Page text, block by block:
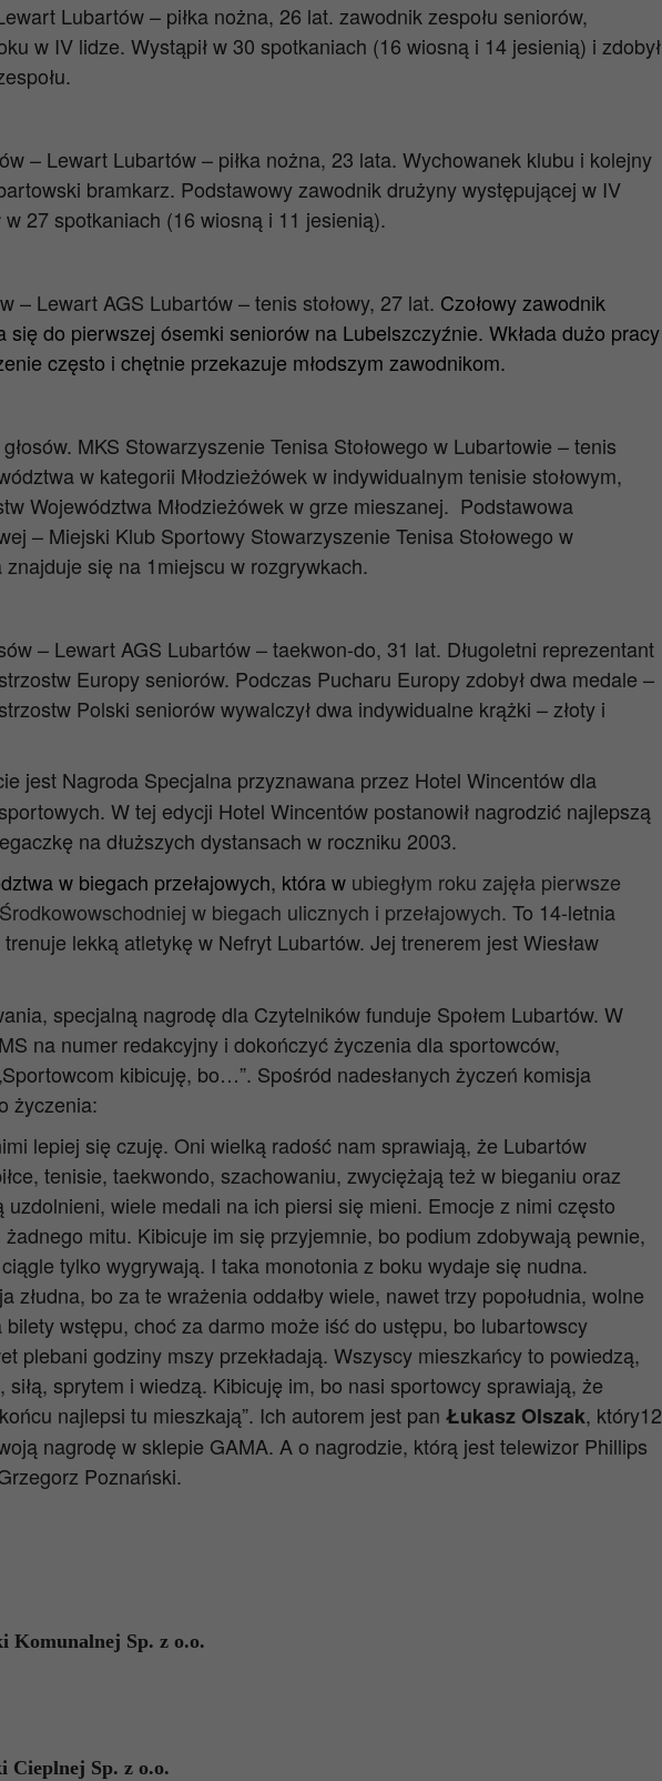
Lubartów – piłka nożna, 26 lat. zawodnik zespołu seniorów,
w IV lidze. Wystąpił w 30 spotkaniach (16 wiosną i 14 jesienią) i zdobył
– Lewart Lubartów – piłka nożna, 23 lata. Wychowanek klubu i kolejny
bramkarz. Podstawowy zawodnik drużyny występującej w IV
w 27 spotkaniach (16 wiosną i 11 jesienią).
– Lewart AGS Lubartów – tenis stołowy, 27 lat. Czołowy zawodnik
się do pierwszej ósemki seniorów na Lubelszczyźnie. Wkłada dużo pracy
często i chętnie przekazuje młodszym zawodnikom.
MKS Stowarzyszenie Tenisa Stołowego w Lubartowie – tenis
w kategorii Młodzieżówek w indywidualnym tenisie stołowym,
Województwa Młodzieżówek w grze mieszanej. Podstawowa
– Miejski Klub Sportowy Stowarzyszenie Tenisa Stołowego w
się na 1miejscu w rozgrywkach.
– Lewart AGS Lubartów – taekwon-do, 31 lat. Długoletni reprezentant
Europy seniorów. Podczas Pucharu Europy zdobył dwa medale –
Polski seniorów wywalczył dwa indywidualne krążki – złoty i
jest Nagroda Specjalna przyznawana przez Hotel Wincentów dla
W tej edycji Hotel Wincentów postanowił nagrodzić najlepszą
na dłuższych dystansach w roczniku 2003.
w biegach przełajowych, która wubiegłym roku zajęła pierwsze
w biegach ulicznych i przełajowych. To 14-letnia
lekką atletykę w Nefryt Lubartów. Jej trenerem jest Wiesław
specjalną nagrodę dla Czytelników funduje Społem Lubartów. W
na numer redakcyjny i dokończyć życzenia dla sportowców,
kibicuję, bo…”. Spośród nadesłanych życzeń komisja
życzenia:
lepiej się czuję. Oni wielką radość nam sprawiają, że Lubartów
tenisie, taekwondo, szachowaniu, zwyciężają też w bieganiu oraz
uzdolnieni, wiele medali na ich piersi się mieni. Emocje z nimi często
mitu. Kibicuje im się przyjemnie, bo podium zdobywają pewnie,
tylko wygrywają. I taka monotonia z boku wydaje się nudna.
złudna, bo za te wrażenia oddałby wiele, nawet trzy popołudnia, wolne
bilety wstępu, choć za darmo może iść do ustępu, bo lubartowscy
plebani godziny mszy przekładają. Wszyscy mieszkańcy to powiedzą,
sprytem i wiedzą. Kibicuję im, bo nasi sportowcy sprawiają, że
najlepsi tu mieszkają”. Ich autorem jest pan Łukasz Olszak, który12
nagrodę w sklepie GAMA. A o nagrodzie, którą jest telewizor Phillips
Poznański.
Komunalnej Sp. z o.o.
Cieplnej Sp. z o.o.